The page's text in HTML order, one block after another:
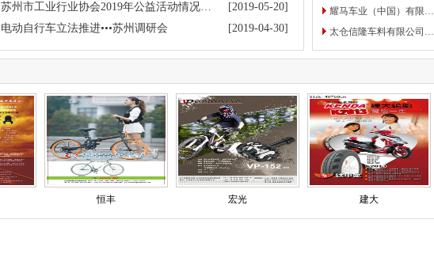
[2019-05-20]
苏州市工业行业协会2019年公益活动情况…
[2019-04-30]
电动自行车立法推进•••苏州调研会
耀马车业（中国）有限…
太仓信隆车料有限公司…
恒丰 宏光 建大